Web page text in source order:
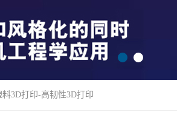
3D打印-高韧性3D打印